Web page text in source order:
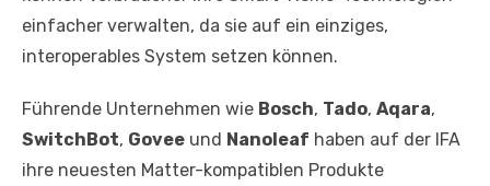
einfacher verwalten, da sie auf ein einziges,
interoperables System setzen können.
Führende Unternehmen wie Bosch, Tado, Aqara,
SwitchBot, Govee und Nanoleaf haben auf der IFA
ihre neuesten Matter-kompatiblen Produkte